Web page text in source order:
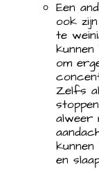
Een
ook
te
om
Zelfs
alweer
en